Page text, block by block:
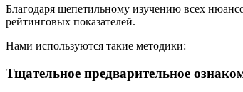
Благодаря щепетильному изучению всех
рейтинговых показателей.
Нами используются такие методики:
Тщательное предварительное